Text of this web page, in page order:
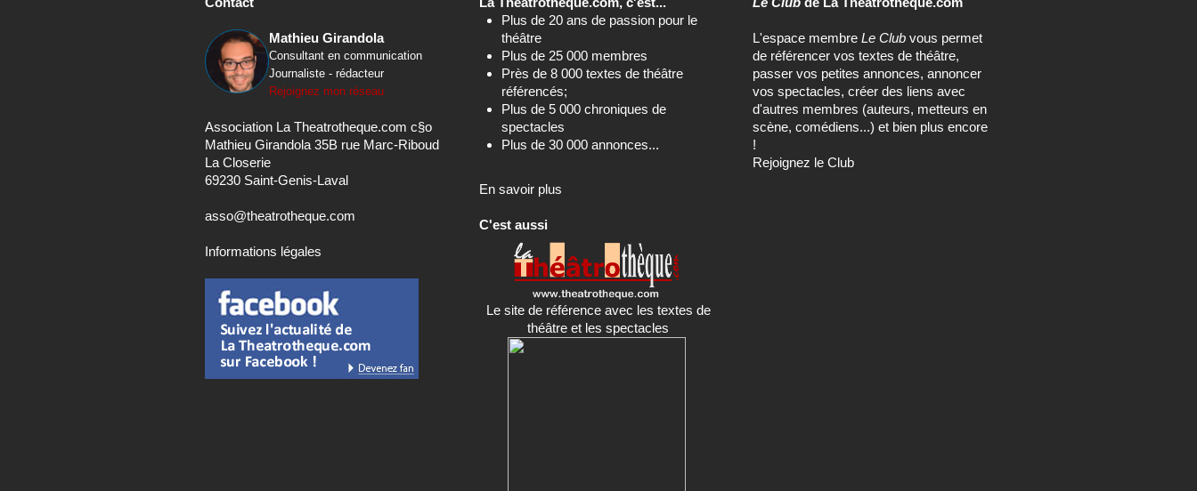
Mathieu Girandola
Consultant en communication
Journaliste - rédacteur
Rejoignez mon réseau
Association La Theatrotheque.com c§o
Mathieu Girandola 35B rue Marc-Riboud
La Closerie
69230 Saint-Genis-Laval
asso@theatrotheque.com
Informations légales
Plus de 20 ans de passion pour le
théâtre
Plus de 25 000 membres
Près de 8 000 textes de théâtre
référencés;
Plus de 5 000 chroniques de
spectacles
Plus de 30 000 annonces...
En savoir plus
C'est aussi
Le site de référence avec les textes de
théâtre et les spectacles
L'espace membreLe Club vous permet
de référencer vos textes de théâtre,
passer vos petites annonces, annoncer
vos spectacles, créer des liens avec
d'autres membres (auteurs, metteurs en
scène, comédiens...) et bien plus encore
!
Rejoignez le Club